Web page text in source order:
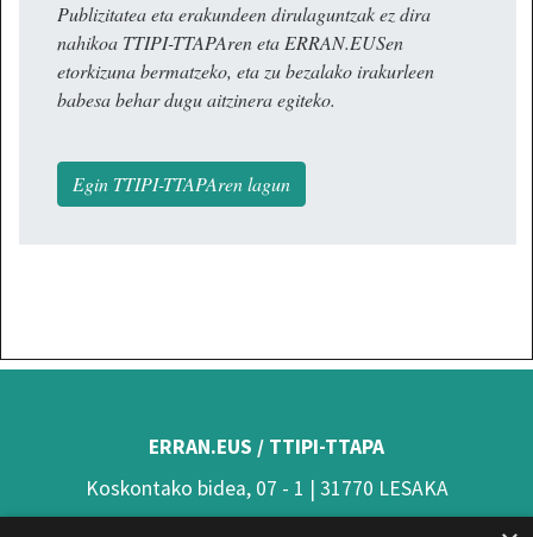
Publizitatea eta erakundeen dirulaguntzak ez dira
nahikoa TTIPI-TTAPAren eta ERRAN.EUSen
etorkizuna bermatzeko, eta zu bezalako irakurleen
babesa behar dugu aitzinera egiteko.
Egin TTIPI-TTAPAren lagun
ERRAN.EUS / TTIPI-TTAPA
Koskontako bidea, 07 - 1 | 31770 LESAKA